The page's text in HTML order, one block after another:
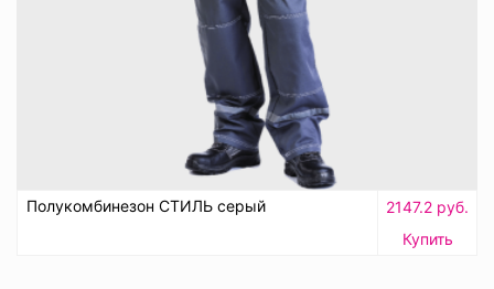
Полукомбинезон СТИЛЬ серый
2147.2 руб.
Купить